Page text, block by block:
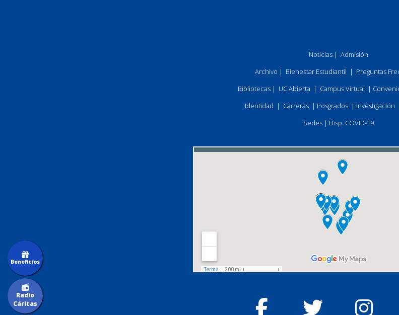
Noticias| Admisión
Archivo | Bienestar Estudiantil | Preguntas
Bibliotecas| UC Abierta | Campus Virtual |
Identidad | Carreras| Posgrados| Investigación
Sedes| Disp. COVID-19
Radio
Cáritas
Beneficios